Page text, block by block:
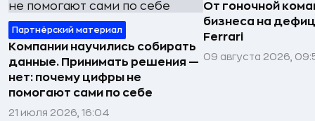
Партнёрский материал
Компании научились собирать
данные. Принимать решения —
нет: почему цифры не
помогают сами по себе
21 июля 2026, 16:04
От гоночной
бизнеса на
Ferrari
09 августа 2026,